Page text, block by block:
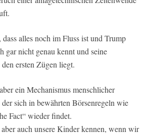
alles noch im Fluss ist und Trump
gar nicht genau kennt und seine
ersten Zügen liegt.
ein Mechanismus menschlicher
sich in bewährten Börsenregeln wie
Fact“ wieder findet.
auch unsere Kinder kennen, wenn wir